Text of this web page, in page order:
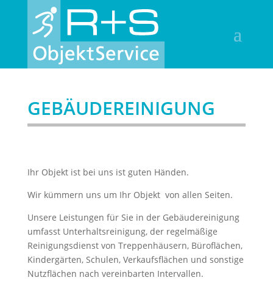
GEBÄUDEREINIGUNG
Ihr Objekt ist bei uns ist guten Händen.
Wir kümmern uns um Ihr Objekt von allen Seiten.
Unsere Leistungen für Sie in der Gebäudereinigung
umfasst Unterhaltsreinigung, der regelmäßige
Reinigungsdienst von Treppenhäusern, Büroflächen,
Kindergärten, Schulen, Verkaufsflächen und sonstige
Nutzflächen nach vereinbarten Intervallen.